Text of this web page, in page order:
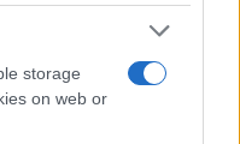
storage
on web or
Γραφείο του
να μεταδοθεί (…).